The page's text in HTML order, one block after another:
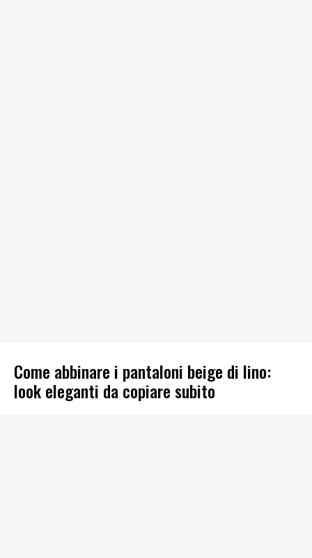
Come abbinare i pantaloni beige di lino:
look eleganti da copiare subito